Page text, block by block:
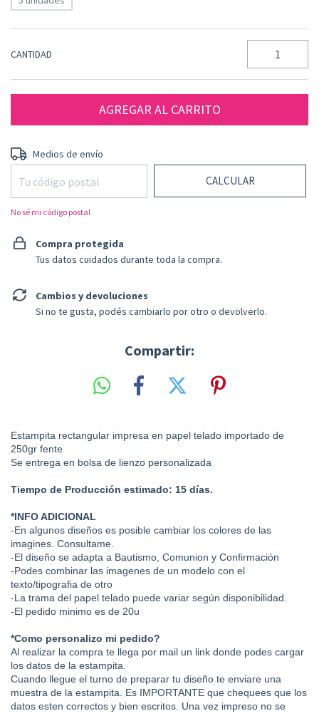
CANTIDAD
Entregas para el CP:
Medios de envío
CALCULAR
No sé mi código postal
Compra protegida
Tus datos cuidados durante toda la compra.
Cambios y devoluciones
Si no te gusta, podés cambiarlo por otro o devolverlo.
Compartir:
Estampita rectangular impresa en papel telado importado de
250gr fente
Se entrega en bolsa de lienzo personalizada
Tiempo de Producción estimado: 15 días.
*INFO ADICIONAL
-En algunos diseños es posible cambiar los colores de las
imagines. Consultame.
-El diseño se adapta a Bautismo, Comunion y Confirmación
-Podes combinar las imagenes de un modelo con el
texto/tipografia de otro
-La trama del papel telado puede variar según disponibilidad.
-El pedido minimo es de 20u
*Como personalizo mi pedido?
Al realizar la compra te llega por mail un link donde podes cargar
los datos de la estampita.
Cuando llegue el turno de preparar tu diseño te enviare una
muestra de la estampita. Es IMPORTANTE que chequees que los
datos esten correctos y bien escritos. Una vez impreso no se